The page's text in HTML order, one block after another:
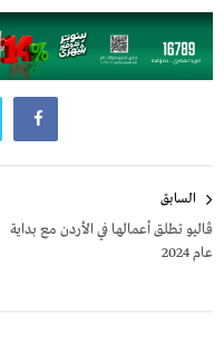
المقالات
السابق
ڤاليو تطلق أعمالها في الأردن مع بداية
عام 2024